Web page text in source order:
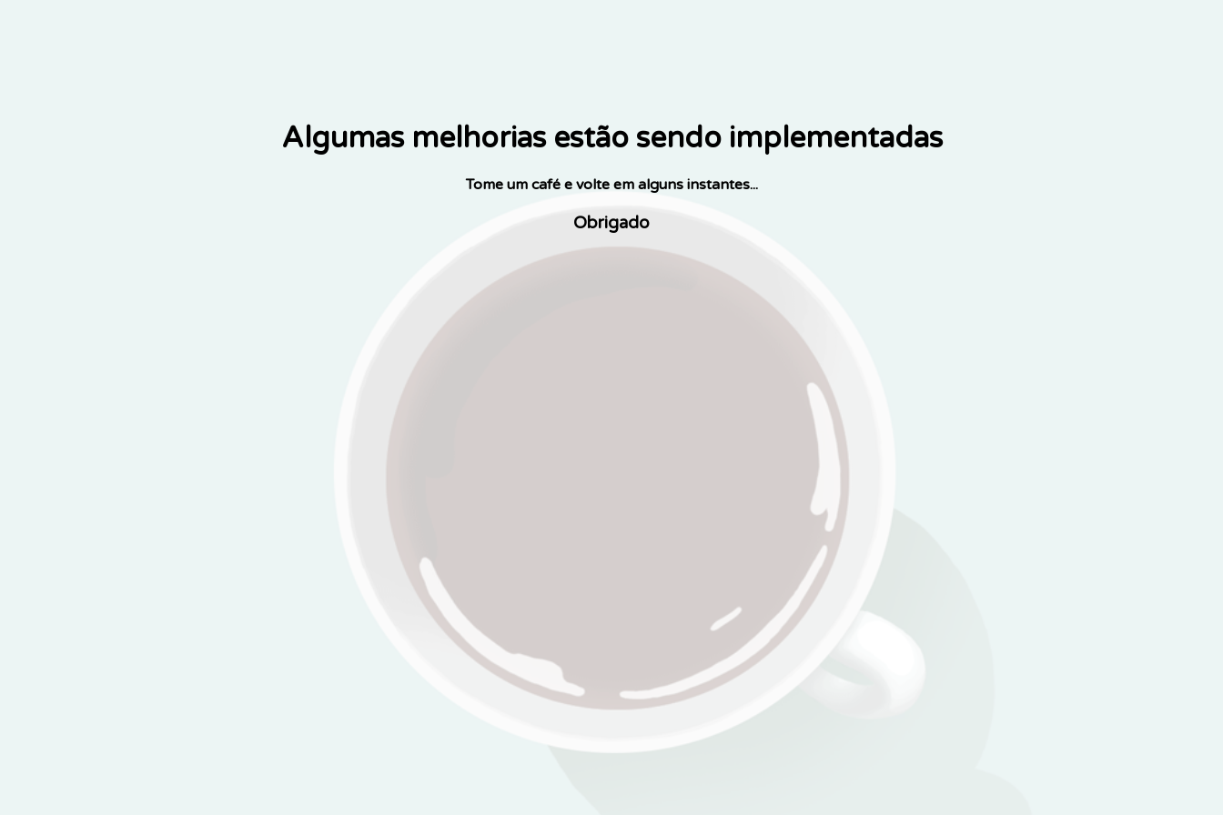
Algumas melhorias estão sendo implementadas
Tome um café e volte em alguns instantes...
Obrigado